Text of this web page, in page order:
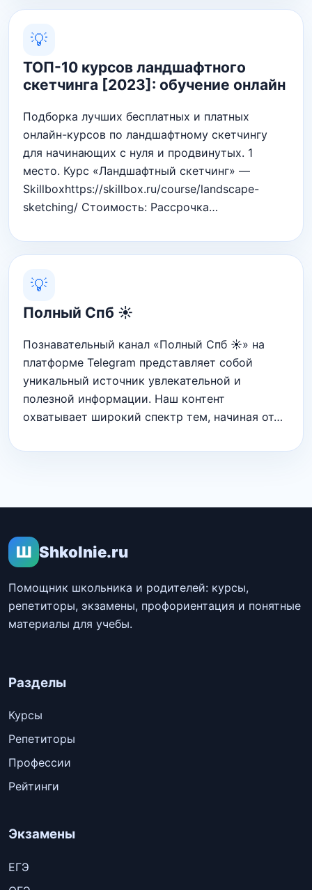
💡
ТОП-10 курсов ландшафтного
скетчинга [2023]: обучение онлайн
Подборка лучших бесплатных и платных
онлайн-курсов по ландшафтному скетчингу
для начинающих с нуля и продвинутых. 1
место. Курс «Ландшафтный скетчинг» —
Skillboxhttps://skillbox.ru/course/landscape-
sketching/ Стоимость: Рассрочка…
💡
Полный Спб ☀️
Познавательный канал «Полный Спб ☀️» на
платформе Telegram представляет собой
уникальный источник увлекательной и
полезной информации. Наш контент
охватывает широкий спектр тем, начиная от…
Ш Shkolnie.ru
Помощник школьника и родителей: курсы,
репетиторы, экзамены, профориентация и понятные
материалы для учебы.
Разделы
Курсы
Репетиторы
Профессии
Рейтинги
Экзамены
ЕГЭ